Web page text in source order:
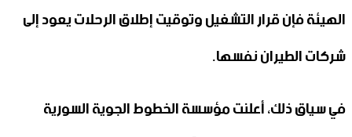
الهيئة فإن قرار التشغيل وتوقيت إطلاق الرحلات يعود إلى
شركات الطيران نفسها.
في سياق ذلك، أعلنت مؤسسة الخطوط الجوية السورية